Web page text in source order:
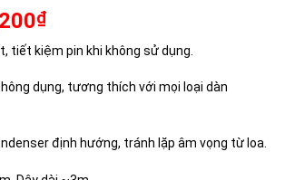
₫Giá
tại
142,200₫.
tiết kiệm pin khi không sử dụng.
dụng, tương thích với mọi loại dàn
định hướng, tránh lặp âm vọng từ loa.